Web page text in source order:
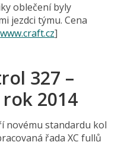
oblečení byly
jezdci týmu. Cena
www.craft.cz]
327 –
2014
novému standardu kol
řada XC fullů